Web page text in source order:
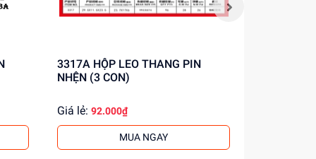
3317A HỘP LEO THANG PIN
NHỆN (3 CON)
Giá lẻ: 92.000₫
MUA NGAY